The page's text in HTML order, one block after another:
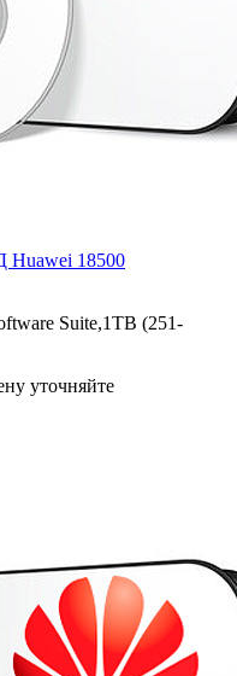
Huawei 18500
Suite,1TB (251-
уточняйте